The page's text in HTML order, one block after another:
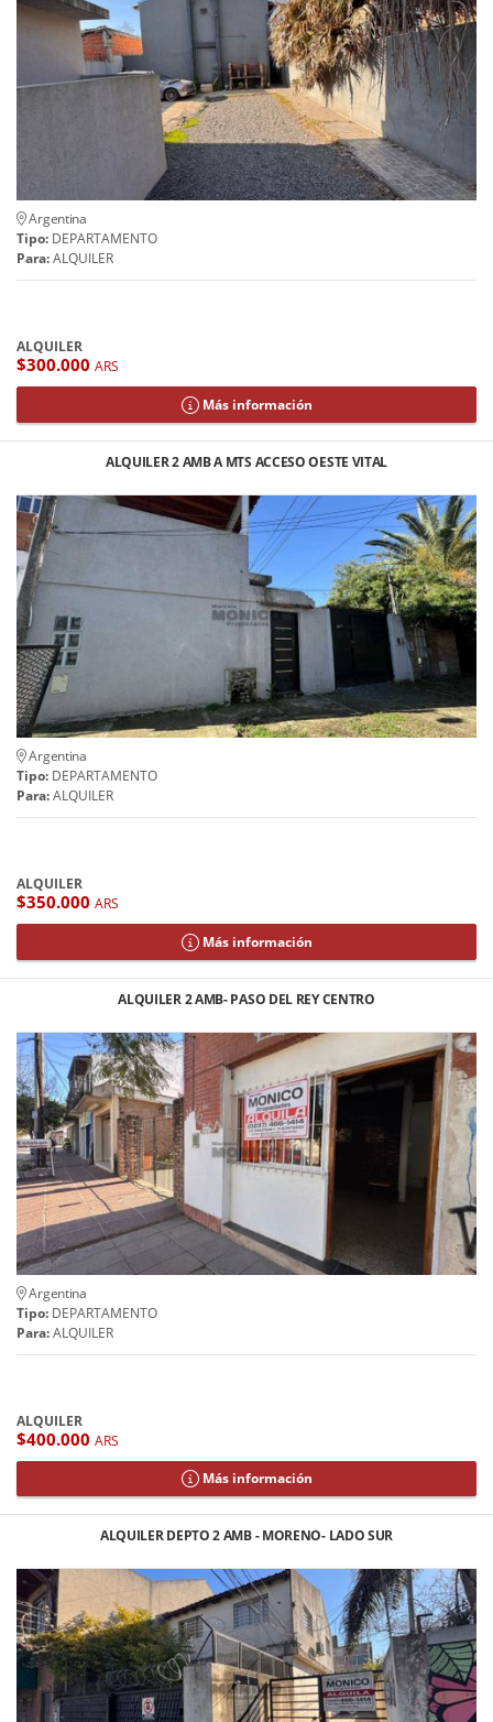
Argentina
Tipo: DEPARTAMENTO
Para:ALQUILER
ALQUILER
$300.000 ARS
Más información
ALQUILER 2 AMB A MTS ACCESO OESTE VITAL
Argentina
Tipo: DEPARTAMENTO
Para:ALQUILER
ALQUILER
$350.000 ARS
Más información
ALQUILER 2 AMB- PASO DEL REY CENTRO
Argentina
Tipo: DEPARTAMENTO
Para:ALQUILER
ALQUILER
$400.000 ARS
Más información
ALQUILER DEPTO 2 AMB - MORENO- LADO SUR